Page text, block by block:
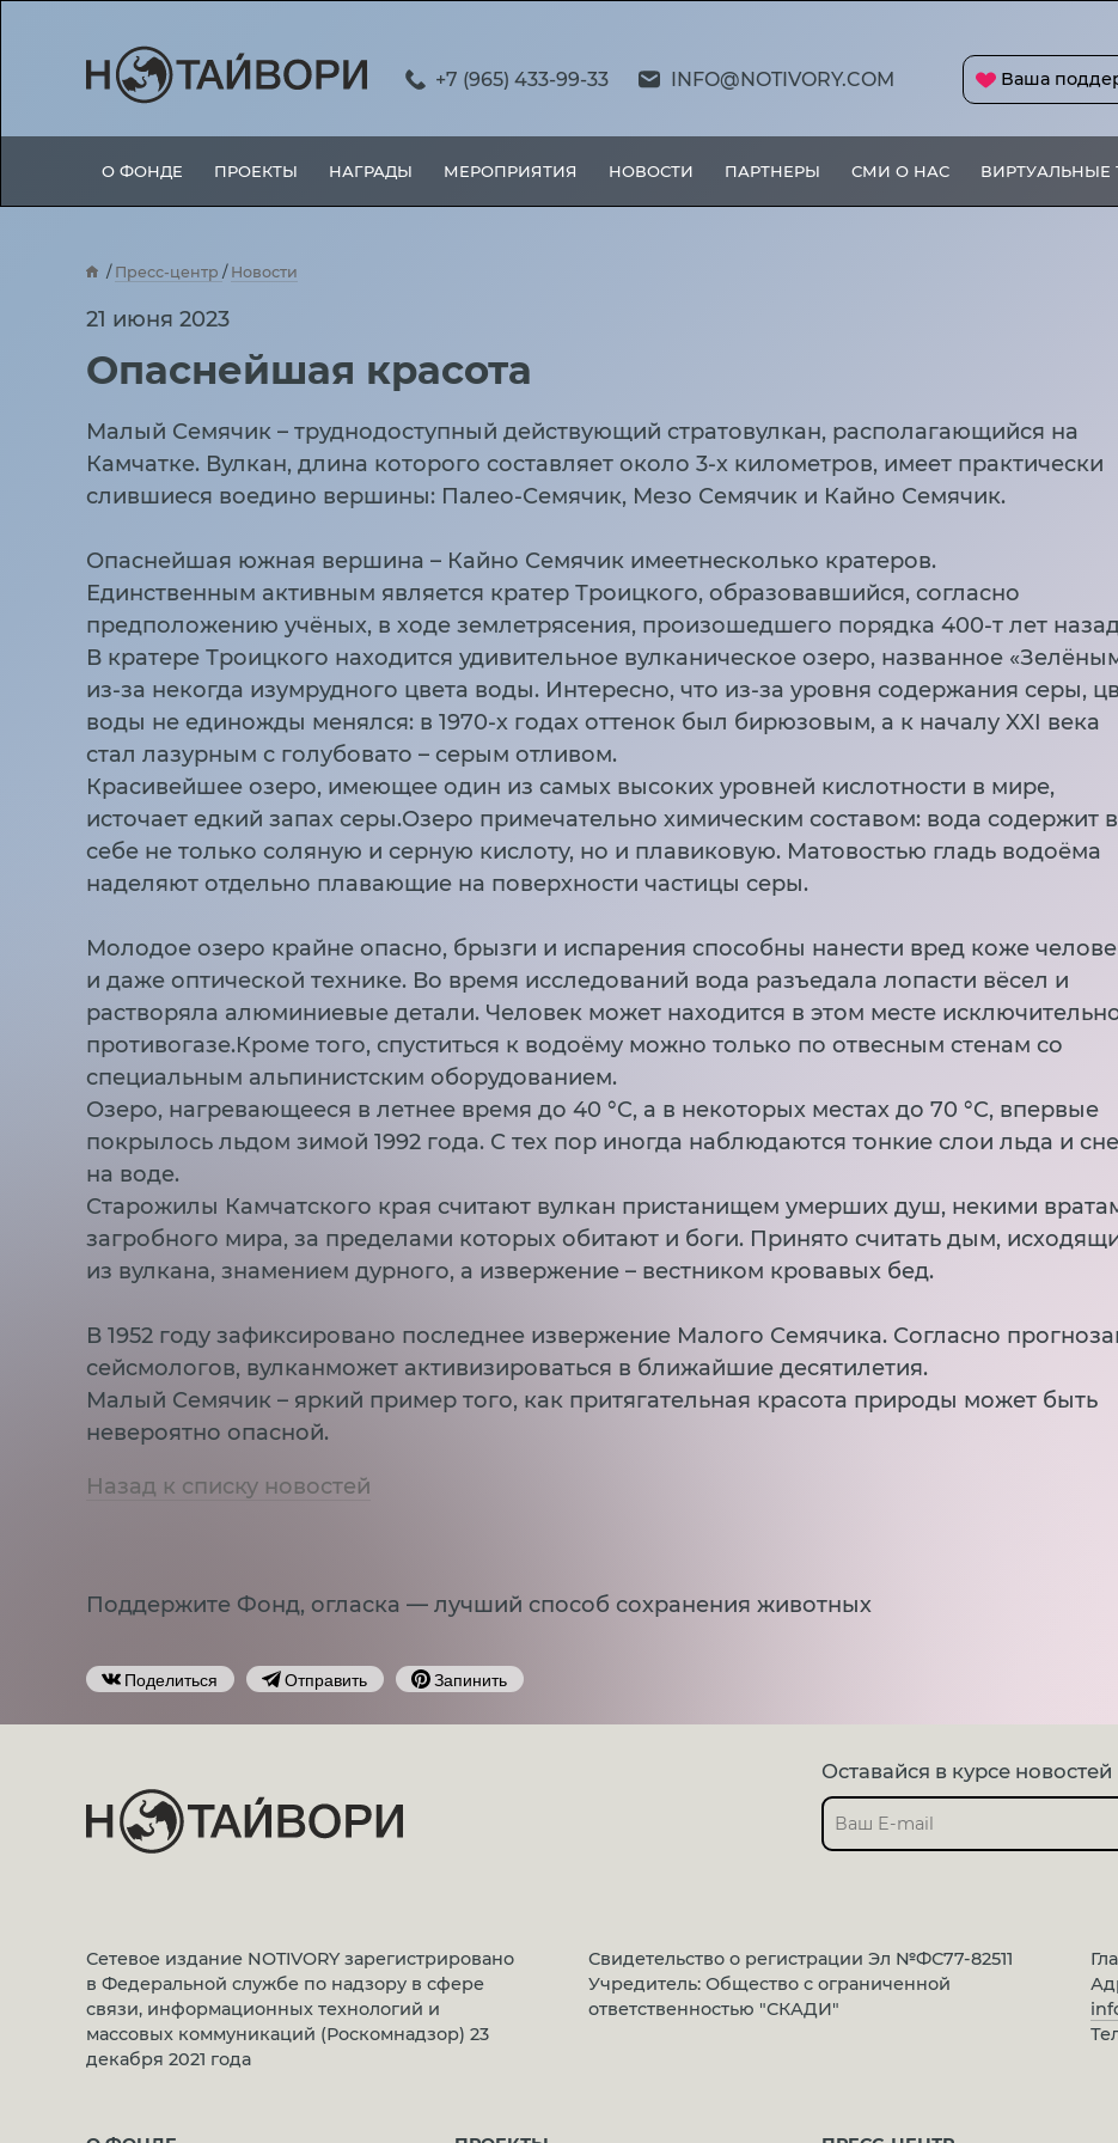
+7 (965) 433-99-33 INFO@NOTIVORY.COM Ваша
О ФОНДЕ ПРОЕКТЫ НАГРАДЫ МЕРОПРИЯТИЯ НОВОСТИ ПАРТНЕРЫ СМИ О НАС ВИРТУАЛЬНЫЕ
Пресс-центр
Новости
21 июня 2023
Опаснейшая красота
Малый Семячик – труднодоступный действующий стратовулкан, располагающийся на
Камчатке. Вулкан, длина которого составляет около 3-х километров, имеет практически
слившиеся воедино вершины: Палео-Семячик, Мезо Семячик и Кайно Семячик.
Опаснейшая южная вершина – Кайно Семячик имеетнесколько кратеров.
Единственным активным является кратер Троицкого, образовавшийся, согласно
предположению учёных, в ходе землетрясения, произошедшего порядка 400-т лет
В кратере Троицкого находится удивительное вулканическое озеро, названное
из-за некогда изумрудного цвета воды. Интересно, что из-за уровня содержания серы,
воды не единожды менялся: в 1970-х годах оттенок был бирюзовым, а к началу XXI века
стал лазурным с голубовато – серым отливом.
Красивейшее озеро, имеющее один из самых высоких уровней кислотности в мире,
источает едкий запах серы.Озеро примечательно химическим составом: вода содержит в
себе не только соляную и серную кислоту, но и плавиковую. Матовостью гладь водоёма
наделяют отдельно плавающие на поверхности частицы серы.
Молодое озеро крайне опасно, брызги и испарения способны нанести вред коже
и даже оптической технике. Во время исследований вода разъедала лопасти вёсел и
растворяла алюминиевые детали. Человек может находится в этом месте
противогазе.Кроме того, спуститься к водоёму можно только по отвесным стенам со
специальным альпинистским оборудованием.
Озеро, нагревающееся в летнее время до 40 °C, а в некоторых местах до 70 °C, впервые
покрылось льдом зимой 1992 года. С тех пор иногда наблюдаются тонкие слои льда и
на воде.
Старожилы Камчатского края считают вулкан пристанищем умерших душ, некими
загробного мира, за пределами которых обитают и боги. Принято считать дым,
из вулкана, знамением дурного, а извержение – вестником кровавых бед.
В 1952 году зафиксировано последнее извержение Малого Семячика. Согласно
сейсмологов, вулканможет активизироваться в ближайшие десятилетия.
Малый Семячик – яркий пример того, как притягательная красота природы может быть
невероятно опасной.
Назад к списку новостей
Поддержите Фонд, огласка — лучший способ сохранения животных
Поделиться Отправить Запинить
Сетевое издание NOTIVORY зарегистрировано
в Федеральной службе по надзору в сфере
связи, информационных технологий и
массовых коммуникаций (Роскомнадзор) 23
декабря 2021 года
Свидетельство о регистрации Эл №ФС77-82511
Учредитель: Общество с ограниченной
ответственностью "СКАДИ"
Оставайся в курсе новостей